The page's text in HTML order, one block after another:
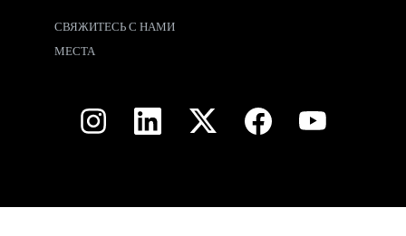
СВЯЖИТЕСЬ С НАМИ
МЕСТА